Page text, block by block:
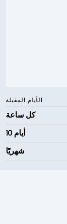
الأيام المقبلة
كل ساعة
10 أيام
شهريًا